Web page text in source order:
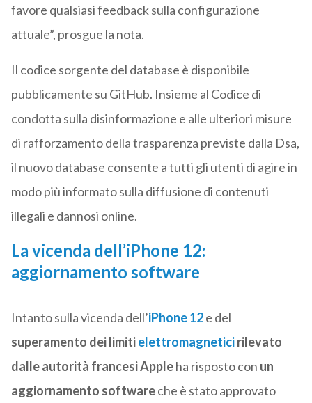
favore qualsiasi feedback sulla configurazione
attuale”, prosgue la nota.
Il codice sorgente del database è disponibile
pubblicamente su GitHub. Insieme al Codice di
condotta sulla disinformazione e alle ulteriori misure
di rafforzamento della trasparenza previste dalla Dsa,
il nuovo database consente a tutti gli utenti di agire in
modo più informato sulla diffusione di contenuti
illegali e dannosi online.
La vicenda dell’iPhone 12:
aggiornamento software
Intanto sulla vicenda dell’iPhone 12e del
superamento dei limitielettromagneticirilevato
dalle autorità francesiAppleha risposto con un
aggiornamento softwareche è stato approvato